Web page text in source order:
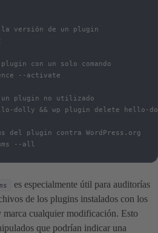
la versión de un plugin
con un solo comando
--activate
plugin no utilizado
dolly && wp plugin delete hello-
del plugin contra WordPress.org
--all
es especialmente útil para auditorías
de los plugins instalados con los
marca cualquier modificación. Esto
que podrían indicar una